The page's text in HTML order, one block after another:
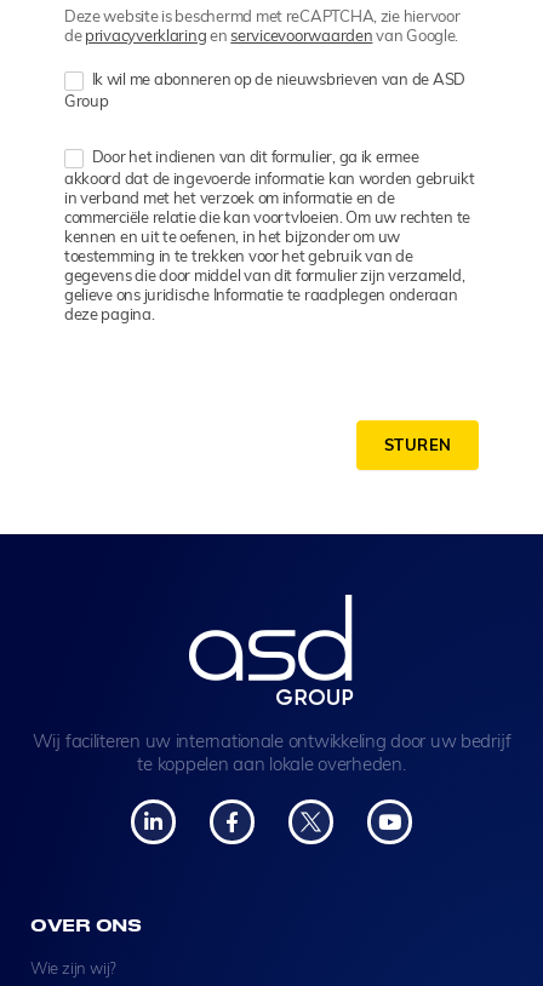
Deze website is beschermd met reCAPTCHA, zie hiervoor
deprivacyverklaringenservicevoorwaardenvan Google.
Ik wil me abonneren op de nieuwsbrieven van de ASD
Group
Door het indienen van dit formulier, ga ik ermee
akkoord dat de ingevoerde informatie kan worden gebruikt
in verband met het verzoek om informatie en de
commerciële relatie die kan voortvloeien. Om uw rechten te
kennen en uit te oefenen, in het bijzonder om uw
toestemming in te trekken voor het gebruik van de
gegevens die door middel van dit formulier zijn verzameld,
gelieve ons juridische Informatie te raadplegen onderaan
deze pagina.
STUREN
Wij faciliteren uw internationale ontwikkeling door uw bedrijf
te koppelen aan lokale overheden.
OVER ONS
Wie zijn wij?